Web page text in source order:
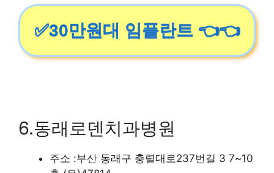
✅30만원대 임플란트 👈👈
6.동래로덴치과병원
주소 :부산 동래구 충렬대로237번길 3 7~10